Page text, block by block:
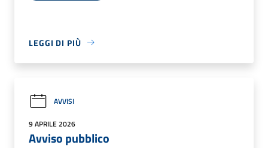
LEGGI DI PIÙ
AVVISI
9 APRILE 2026
Avviso pubblico